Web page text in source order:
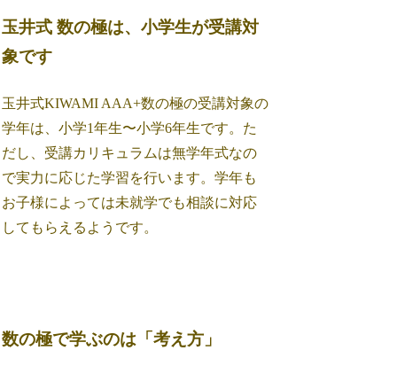
玉井式 数の極は、小学生が受講対
象です
玉井式KIWAMI AAA+数の極の受講対象の
学年は、小学1年生〜小学6年生です。た
だし、受講カリキュラムは無学年式なの
で実力に応じた学習を行います。学年も
お子様によっては未就学でも相談に対応
してもらえるようです。
数の極で学ぶのは「考え方」